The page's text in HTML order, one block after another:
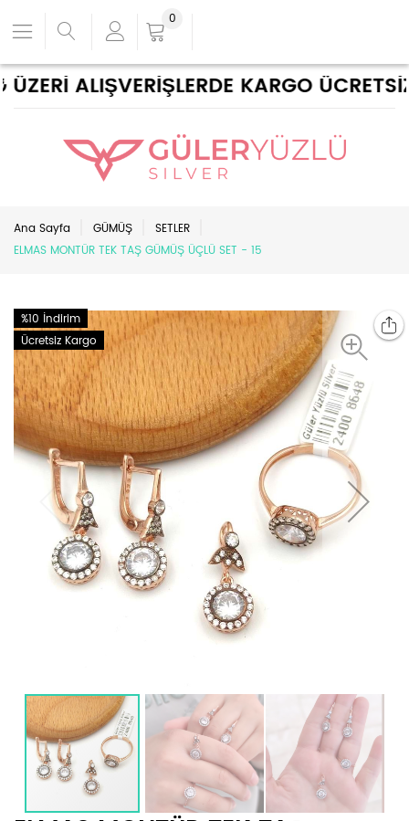
ALIŞVERİŞLERDE KARGO ÜCRETSİZ !
0
Ana Sayfa GÜMÜŞ
SETLER
ELMAS MONTÜR TEK TAŞ GÜMÜŞ ÜÇLÜ SET - 15
%10 İndirim
Ücretsiz Kargo